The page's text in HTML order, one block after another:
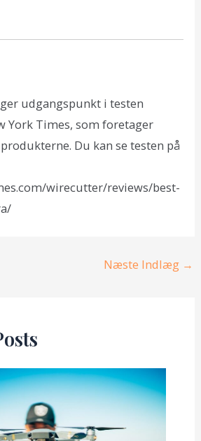
udgangspunkt i testen
York Times, som foretager
Du kan se testen på
wirecutter/reviews/best-
Næste Indlæg →